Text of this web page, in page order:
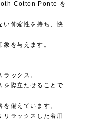
Cotton Ponte を
い伸縮性を持ち、快
を与えます。
ックス。
を際立たせることで
備えています。
リラックスした着用